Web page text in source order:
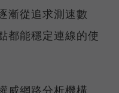
漸從追求測速數
都能穩定連線的使
威網路分析機構